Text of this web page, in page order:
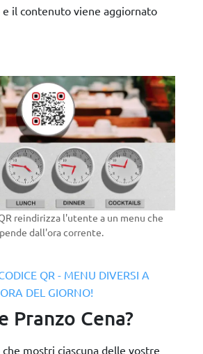
e il contenuto viene aggiornato
QR - MENU DIVERSI A
DEL GIORNO!
Pranzo Cena?
mostri ciascuna delle vostre
reindirizza l'utente a un menu che
dall'ora corrente.